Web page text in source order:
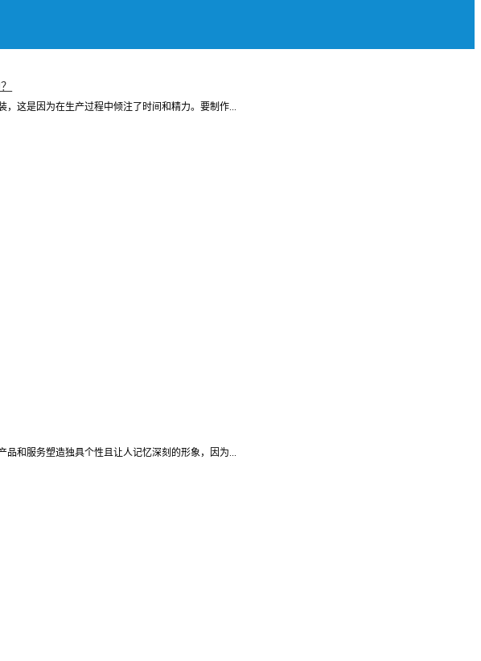
，这是因为在生产过程中倾注了时间和精力。要制作...
品和服务塑造独具个性且让人记忆深刻的形象，因为...